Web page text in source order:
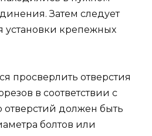
Затем следует
установки крепежных
просверлить отверстия
в соответствии с
отверстий должен быть
болтов или